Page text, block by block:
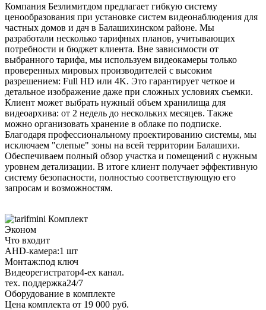
Компания Безлимитдом предлагает гибкую систему
ценообразования при установке систем видеонаблюдения для
частных домов и дач в Балашихинском районе. Мы
разработали несколько тарифных планов, учитывающих
потребности и бюджет клиента. Вне зависимости от
выбранного тарифа, мы используем видеокамеры только
проверенных мировых производителей с высоким
разрешением: Full HD или 4K. Это гарантирует четкое и
детальное изображение даже при сложных условиях съемки.
Клиент может выбрать нужный объем хранилища для
видеоархива: от 2 недель до нескольких месяцев. Также
можно организовать хранение в облаке по подписке.
Благодаря профессиональному проектированию системы, мы
исключаем "слепые" зоны на всей территории Балашихи.
Обеспечиваем полный обзор участка и помещений с нужным
уровнем детализации. В итоге клиент получает эффективную
систему безопасности, полностью соответствующую его
запросам и возможностям.
Комплект
Эконом
Что входит
AHD-камера:1 шт
Монтаж:под ключ
Видеорегистратор4-ех канал.
тех. поддержка24/7
Оборудование в комплекте
Цена комплекта от 19 000 руб.